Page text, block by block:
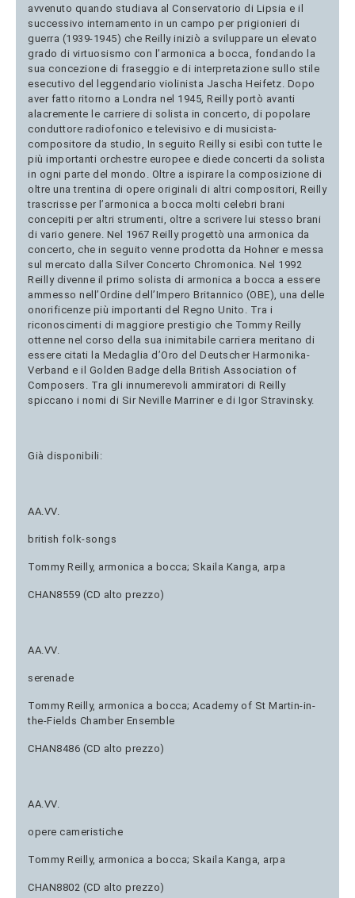
avvenuto quando studiava al Conservatorio di Lipsia e il
successivo internamento in un campo per prigionieri di
guerra (1939-1945) che Reilly iniziò a sviluppare un elevato
grado di virtuosismo con l’armonica a bocca, fondando la
sua concezione di fraseggio e di interpretazione sullo stile
esecutivo del leggendario violinista Jascha Heifetz. Dopo
aver fatto ritorno a Londra nel 1945, Reilly portò avanti
alacremente le carriere di solista in concerto, di popolare
conduttore radiofonico e televisivo e di musicista-
compositore da studio, In seguito Reilly si esibì con tutte le
più importanti orchestre europee e diede concerti da solista
in ogni parte del mondo. Oltre a ispirare la composizione di
oltre una trentina di opere originali di altri compositori, Reilly
trascrisse per l’armonica a bocca molti celebri brani
concepiti per altri strumenti, oltre a scrivere lui stesso brani
di vario genere. Nel 1967 Reilly progettò una armonica da
concerto, che in seguito venne prodotta da Hohner e messa
sul mercato dalla Silver Concerto Chromonica. Nel 1992
Reilly divenne il primo solista di armonica a bocca a essere
ammesso nell’Ordine dell’Impero Britannico (OBE), una delle
onorificenze più importanti del Regno Unito. Tra i
riconoscimenti di maggiore prestigio che Tommy Reilly
ottenne nel corso della sua inimitabile carriera meritano di
essere citati la Medaglia d’Oro del Deutscher Harmonika-
Verband e il Golden Badge della British Association of
Composers. Tra gli innumerevoli ammiratori di Reilly
spiccano i nomi di Sir Neville Marriner e di Igor Stravinsky.
Già disponibili:
AA.VV.
british folk-songs
Tommy Reilly, armonica a bocca; Skaila Kanga, arpa
CHAN8559 (CD alto prezzo)
AA.VV.
serenade
Tommy Reilly, armonica a bocca; Academy of St Martin-in-
the-Fields Chamber Ensemble
CHAN8486 (CD alto prezzo)
AA.VV.
opere cameristiche
Tommy Reilly, armonica a bocca; Skaila Kanga, arpa
CHAN8802 (CD alto prezzo)